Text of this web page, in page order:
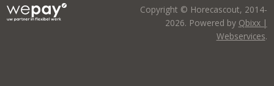
Copyright © Horecascout, 2014-
2026. Powered by Qbixx |
Webservices.